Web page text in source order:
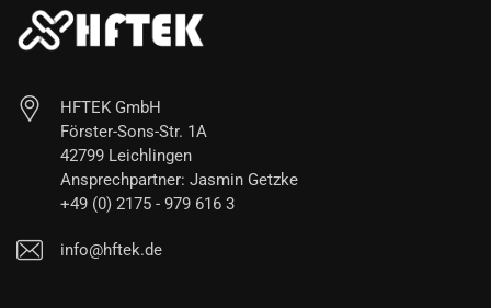
HFTEK GmbH
Förster-Sons-Str. 1A
42799 Leichlingen
Ansprechpartner: Jasmin Getzke
+49 (0) 2175 - 979 616 3
info@hftek.de